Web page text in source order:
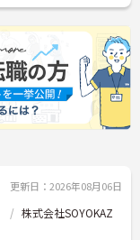
更新日：2026年08月06日
株式会社SOYOKAZ